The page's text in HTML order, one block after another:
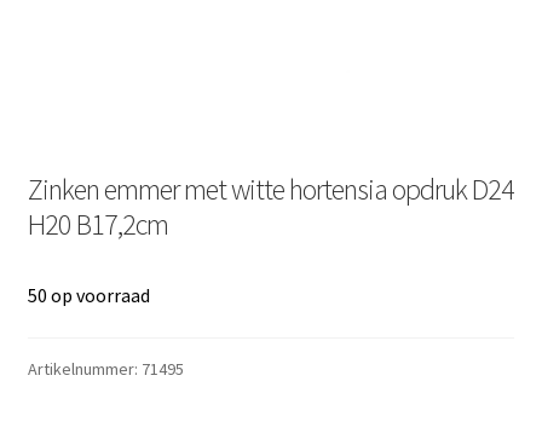
Zinken emmer met witte hortensia opdruk D24
H20 B17,2cm
50 op voorraad
Artikelnummer: 71495